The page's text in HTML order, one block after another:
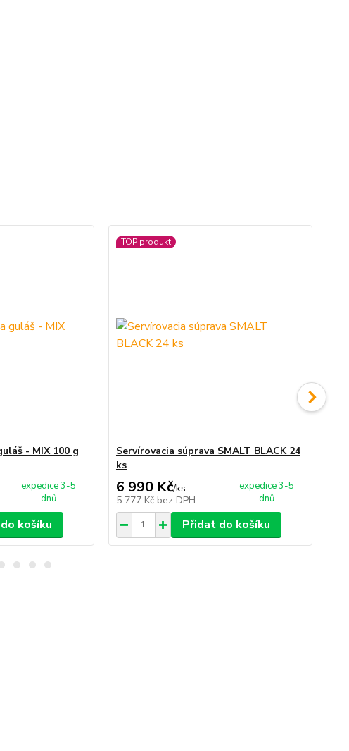
- MIX 100 g
expedice 3-5
dnů
košíku
TOP produkt
Servírovacia súprava SMALT BLACK 24
ks
6 990 Kč/ks
5 777 Kč bez DPH
expedice 3-5
dnů
Přidat do košíku